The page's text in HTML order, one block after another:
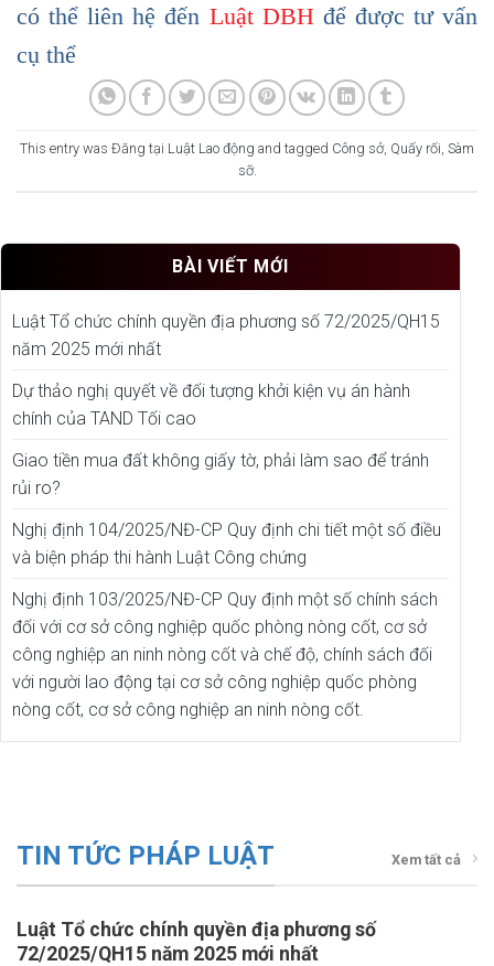
có thể liên hệ đến Luật DBHđể được tư vấn
cụ thể
This entry was Đăng tại Luật Lao động and tagged Công sở, Quấy rối, Sàm
sỡ.
BÀI VIẾT MỚI
Luật Tổ chức chính quyền địa phương số 72/2025/QH15
năm 2025 mới nhất
Dự thảo nghị quyết về đối tượng khởi kiện vụ án hành
chính của TAND Tối cao
Giao tiền mua đất không giấy tờ, phải làm sao để tránh
rủi ro?
Nghị định 104/2025/NĐ-CP Quy định chi tiết một số điều
và biện pháp thi hành Luật Công chứng
Nghị định 103/2025/NĐ-CP Quy định một số chính sách
đối với cơ sở công nghiệp quốc phòng nòng cốt, cơ sở
công nghiệp an ninh nòng cốt và chế độ, chính sách đối
với người lao động tại cơ sở công nghiệp quốc phòng
nòng cốt, cơ sở công nghiệp an ninh nòng cốt.
TIN TỨC PHÁP LUẬT Xem tất cả
Luật Tổ chức chính quyền địa phương số
72/2025/QH15 năm 2025 mới nhất